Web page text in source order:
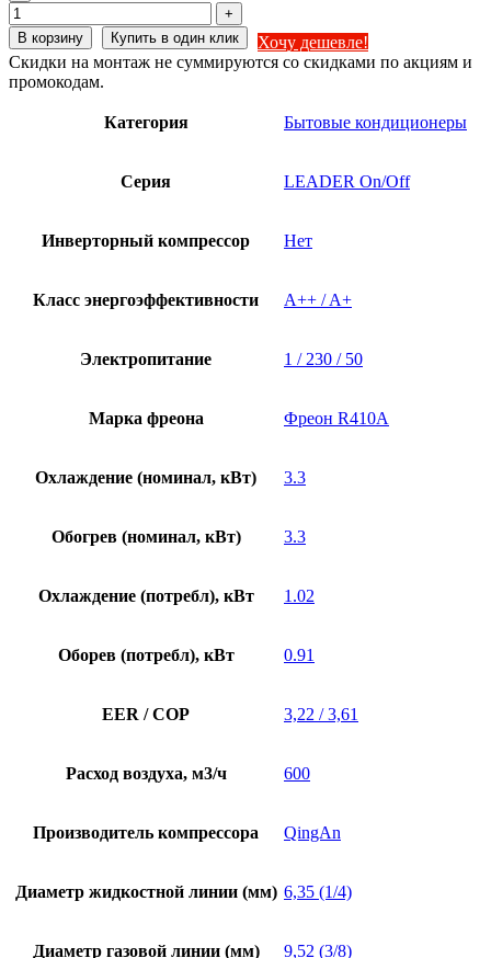
В корзину Купить в один клик
Хочу дешевле!
Скидки на монтаж не суммируются со скидками по акциям и
промокодам.
Категория Бытовые кондиционеры
Серия LEADER On/Off
Инверторный компрессор Нет
Класс энергоэффективности A++ / A+
Электропитание 1 / 230 / 50
Марка фреона Фреон R410A
Охлаждение (номинал, кВт) 3.3
Обогрев (номинал, кВт) 3.3
Охлаждение (потребл), кВт 1.02
Оборев (потребл), кВт 0.91
EER / COP 3,22 / 3,61
Расход воздуха, м3/ч 600
Производитель компрессора QingAn
Диаметр жидкостной линии (мм) 6,35 (1/4)
Диаметр газовой линии (мм) 9,52 (3/8)